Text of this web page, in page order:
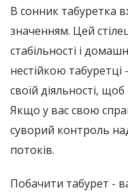
В сонник табуретка
значенням. Цей
стабільності і
нестійкою табуретці
своїй діяльності, щоб
Якщо у вас свою
суворий контроль
потоків.
Побачити табурет -